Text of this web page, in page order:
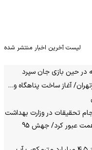
لیست آخرین اخبار منتشر شده
در حین بازی جان سپرد
آغاز ساخت پناهگاه و…
تحقیقات در وزارت بهداشت
درآمدهای عملیاتی بانک ملت از 160 همت عبور کرد/ جهش 95